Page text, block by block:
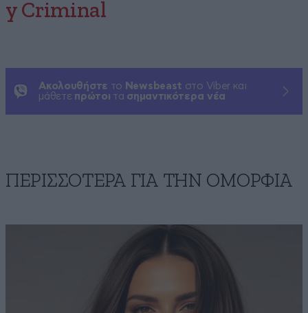
y Criminal
Ακολουθήστε το Newsbeast στο Viber και
μάθετε πρώτοι τα σημαντικότερα νέα
ΠΕΡΙΣΣΟΤΕΡΑ ΓΙΑ ΤΗΝ ΟΜΟΡΦΙΑ